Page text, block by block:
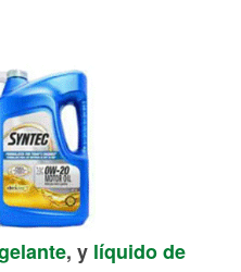
, y líquido de